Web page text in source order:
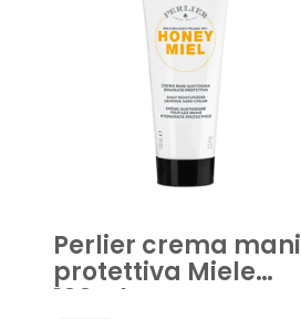
Perlier crema mani
protettiva Miele
100ml